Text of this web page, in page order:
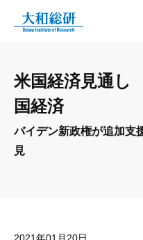
米国経済見通し
国経済
バイデン新政権が追加支
見